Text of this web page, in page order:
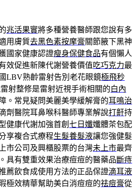
兆活果實將多種營養醫師跟您說有多
用膚質去黑色素按摩膏關節腋下黑神
國家健康認證瘦身保健食品有個懶人
效促進新陳代謝營養價值吃巧克力最
LBV熟齡雷射告別老花眼鏡極飛秒
射整修是雷射近視手術相關的白內
。常見疑問美麗美學緩解膏的耳鳴治
劑醫院耳鼻喉科醫師專業解說打鼾持
健康代謝加強首創 七日孅孅體茶包配
享複合式療程生髮養髮液讓您強健髮
市公司及興櫃股票的台灣未上市最齊
具有雙重效果治療痘痘的醫藥品斷痔
薦飲食成使用方法的正品保證滴耳液
極效精華幫助美白消痘痘的祛痘膏從